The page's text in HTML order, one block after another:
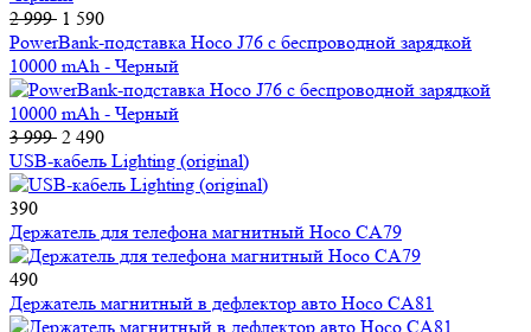
2 999 1 590
PowerBank-подставка Hoco J76 с беспроводной зарядкой
10000 mAh - Черный
3 999 2 490
USB-кабель Lighting (original)
390
Держатель для телефона магнитный Hoco CA79
490
Держатель магнитный в дефлектор авто Hoco CA81